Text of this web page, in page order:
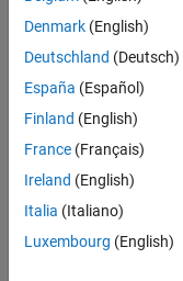
Denmark (English)
Deutschland (Deutsch)
España (Español)
Finland (English)
France (Français)
Ireland (English)
Italia (Italiano)
Luxembourg (English)
Política de privacidad
Información de
© 1994-2026 The